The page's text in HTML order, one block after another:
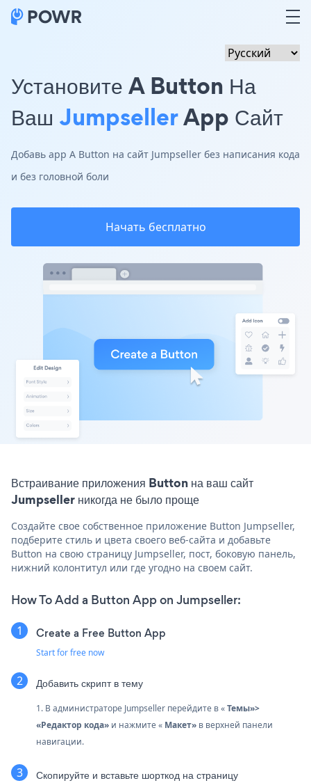
Установите A Button На
Ваш JumpsellerApp Сайт
Добавь app A Button на сайт Jumpseller без написания кода
и без головной боли
Начать бесплатно
Встраивание приложения Button на ваш сайт
Jumpseller никогда не было проще
Создайте свое собственное приложение Button Jumpseller,
подберите стиль и цвета своего веб-сайта и добавьте
Button на свою страницу Jumpseller, пост, боковую панель,
нижний колонтитул или где угодно на своем сайт.
How To Add a Button App on Jumpseller:
Create a Free Button App
Start for free now
Добавить скрипт в тему
1. В администраторе Jumpseller перейдите в «Темы»>
«Редактор кода» и нажмите « Макет» в верхней панели
навигации.
Скопируйте и вставьте шорткод на страницу